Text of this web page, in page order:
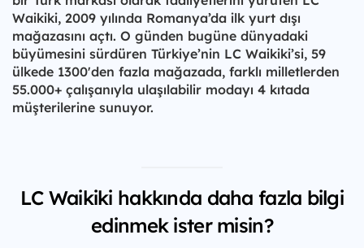
Waikiki, 2009 yılında Romanya’da ilk yurt dışı
mağazasını açtı. O günden bugüne dünyadaki
büyümesini sürdüren Türkiye’nin LC Waikiki’si, 59
ülkede 1300'den fazla mağazada, farklı milletlerden
55.000+ çalışanıyla ulaşılabilir modayı 4 kıtada
müşterilerine sunuyor.
LC Waikiki hakkında daha fazla bilgi
edinmek ister misin?